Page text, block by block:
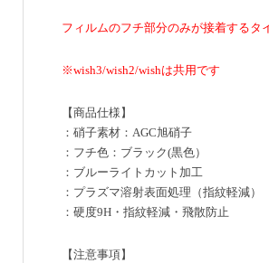
フィルムのフチ部分のみが接着するタ
※wish3/wish2/wishは共用です
【商品仕様】
：硝子素材：AGC旭硝子
：フチ色：ブラック(黒色）
：ブルーライトカット加工
：プラズマ溶射表面処理（指紋軽減）
：硬度9H・指紋軽減・飛散防止
【注意事項】